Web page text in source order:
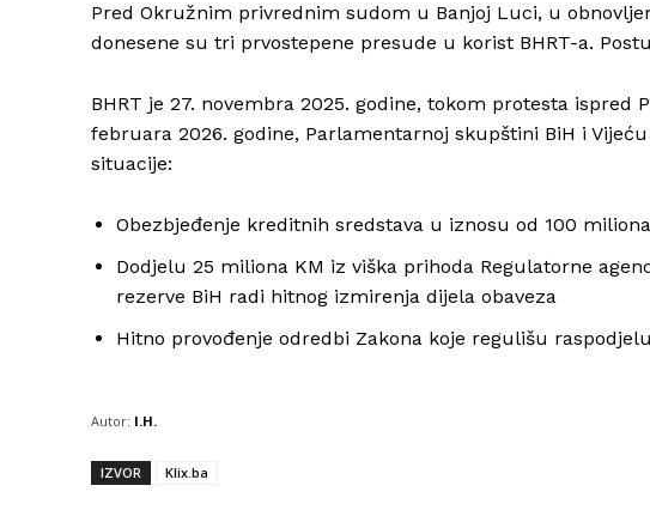
Pred Okružnim privrednim sudom u Banjoj Luci, u
donesene su tri prvostepene presude u korist BHRT-a.
BHRT je 27. novembra 2025. godine, tokom protesta ispred
februara 2026. godine, Parlamentarnoj skupštini BiH i
situacije:
Obezbjeđenje kreditnih sredstava u iznosu od 100
Dodjelu 25 miliona KM iz viška prihoda Regulatorne
rezerve BiH radi hitnog izmirenja dijela obaveza
Hitno provođenje odredbi Zakona koje regulišu
Autor: I.H.
IZVOR Klix.ba